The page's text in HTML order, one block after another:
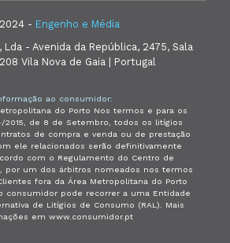
- Engenho e Média
Lda - Avenida da República, 2475, Sala
Vila Nova de Gaia | Portugal
ao consumidor:
do Porto Nos termos e para os
2015, de 8 de Setembro, todos os litígios
de compra e venda ou de prestação
ele relacionados serão definitivamente
com o Regulamento do Centro de
por um dos árbitros nomeados nos termos
fora da Área Metropolitana do Porto
consumidor pode recorrer a uma Entidade
de Litígios de Consumo (RAL). Mais
em www.consumidor.pt